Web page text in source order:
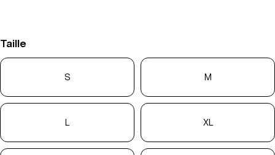
Taille
S M
XL